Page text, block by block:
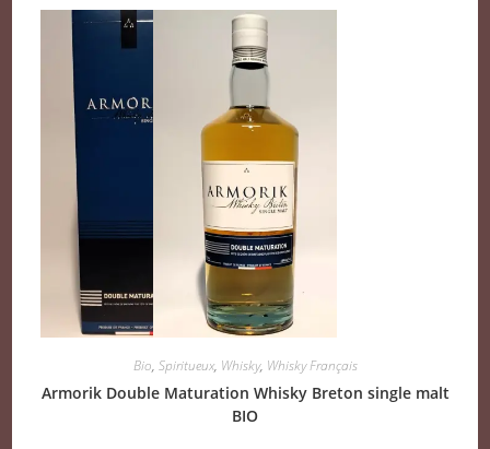
Bio, Spiritueux, Whisky, Whisky Français
Armorik Double Maturation Whisky Breton single malt
BIO